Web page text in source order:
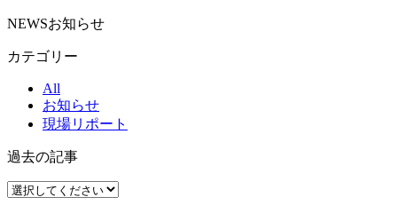
NEWSお知らせ
カテゴリー
All
お知らせ
現場リポート
過去の記事